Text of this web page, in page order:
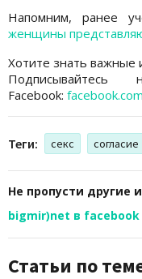
Напомним, ранее
женщины
Хотите знать важные
Facebook:
Теги: секс согласие
Не пропусти другие
bigmir)net в facebook
Статьи по